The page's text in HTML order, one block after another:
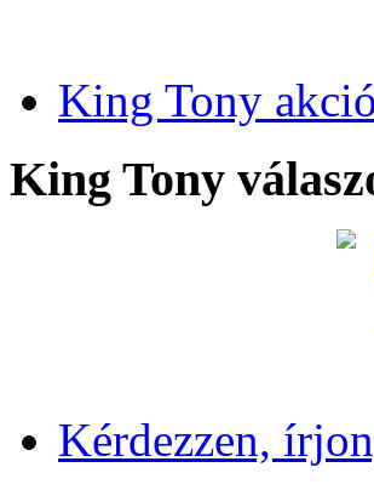
King Tony
King Tony
Kérdezzen,